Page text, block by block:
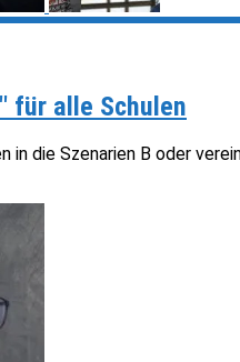
für alle Schulen
die Szenarien B oder